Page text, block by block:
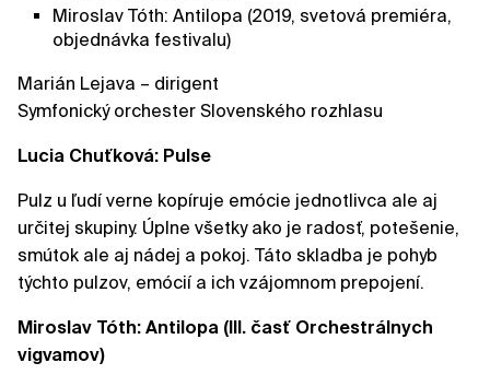
Miroslav Tóth: Antilopa (2019, svetová premiéra,
objednávka festivalu)
Marián Lejava – dirigent
Symfonický orchester Slovenského rozhlasu
Lucia Chuťková: Pulse
Pulz u ľudí verne kopíruje emócie jednotlivca ale aj
určitej skupiny. Úplne všetky ako je radosť, potešenie,
smútok ale aj nádej a pokoj. Táto skladba je pohyb
týchto pulzov, emócií a ich vzájomnom prepojení.
Miroslav Tóth: Antilopa (III. časť Orchestrálnych
vigvamov)